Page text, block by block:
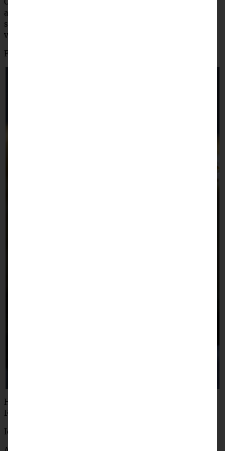
aufschlagen. Für ca. 30 Minuten in den Kühlschrank
stellen, dann auf der Torte und am Rand gleichmäßig
verteilen. Nach Belieben verzieren.
Für mindestens 3 Stunden kalt stellen.
Habt noch eine schöne Restwoche und genießt den
Frühling, meine Lieben!
Ich wünsch’ Euch was!